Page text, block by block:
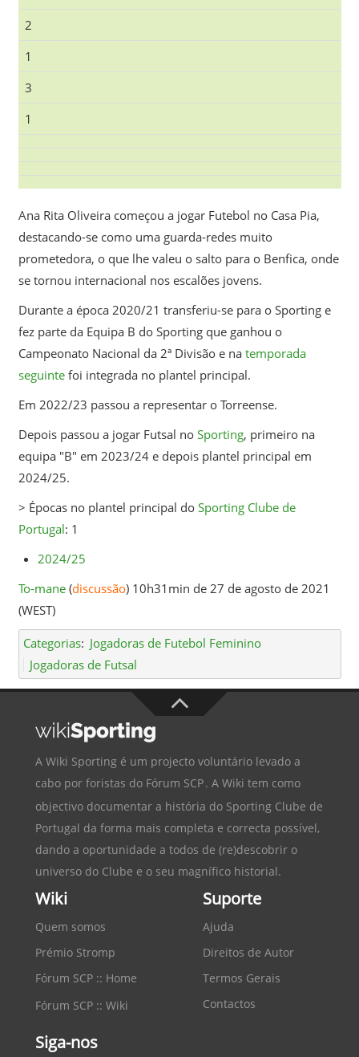
2
1
3
1
Ana Rita Oliveira começou a jogar Futebol no Casa Pia,
destacando-se como uma guarda-redes muito
prometedora, o que lhe valeu o salto para o Benfica, onde
se tornou internacional nos escalões jovens.
Durante a época 2020/21 transferiu-se para o Sporting e
fez parte da Equipa B do Sporting que ganhou o
Campeonato Nacional da 2ª Divisão e na temporada
seguintefoi integrada no plantel principal.
Em 2022/23 passou a representar o Torreense.
Depois passou a jogar Futsal no Sporting, primeiro na
equipa "B" em 2023/24 e depois plantel principal em
2024/25.
> Épocas no plantel principal do Sporting Clube de
Portugal: 1
2024/25
To-mane(discussão) 10h31min de 27 de agosto de 2021
(WEST)
Categorias: Jogadoras de Futebol Feminino
Jogadoras de Futsal
A Wiki Sporting é um projecto voluntário levado a
cabo por foristas do Fórum SCP. A Wiki tem como
objectivo documentar a história do Sporting Clube de
Portugal da forma mais completa e correcta possível,
dando a oportunidade a todos de (re)descobrir o
universo do Clube e o seu magnífico historial.
Wiki
Quem somos
Prémio Stromp
Fórum SCP :: Home
Fórum SCP :: Wiki
Suporte
Ajuda
Direitos de Autor
Termos Gerais
Contactos
Siga-nos